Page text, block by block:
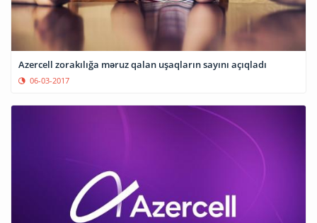
Azercell zorakılığa məruz qalan uşaqların sayını açıqladı
06-03-2017